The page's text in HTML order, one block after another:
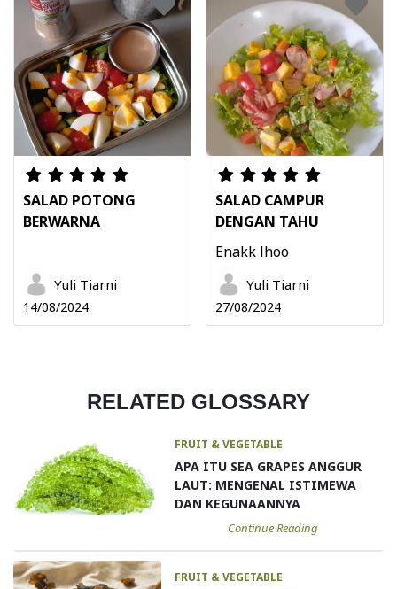
SALAD POTONG
BERWARNA
Yuli Tiarni
14/08/2024
SALAD CAMPUR
DENGAN TAHU
Enakk lhoo
Yuli Tiarni
27/08/2024
RELATED GLOSSARY
FRUIT & VEGETABLE
APA ITU SEA GRAPES ANGGUR
LAUT: MENGENAL ISTIMEWA
DAN KEGUNAANNYA
Continue Reading
FRUIT & VEGETABLE